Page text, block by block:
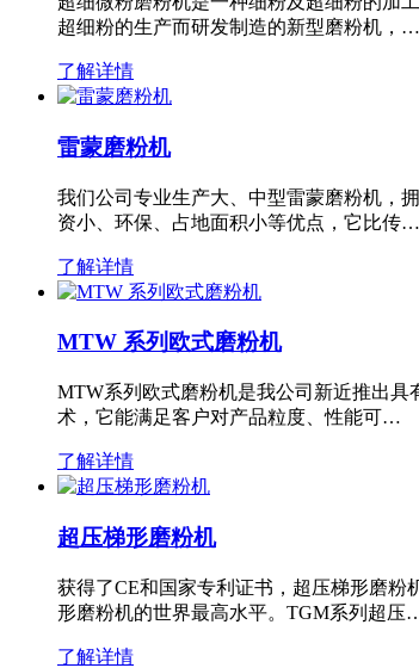
超细粉的生产而研发制造的新型磨粉机，…
了解详情
雷蒙磨粉机
我们公司专业生产大、中型雷蒙磨粉机，
资小、环保、占地面积小等优点，它比传…
了解详情
MTW 系列欧式磨粉机
MTW系列欧式磨粉机是我公司新近推出
术，它能满足客户对产品粒度、性能可…
了解详情
超压梯形磨粉机
获得了CE和国家专利证书，超压梯形磨
形磨粉机的世界最高水平。TGM系列超压
了解详情